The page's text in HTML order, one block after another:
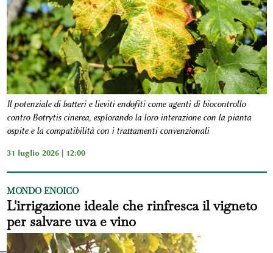
Il potenziale di batteri e lieviti endofiti come agenti di biocontrollo
contro Botrytis cinerea, esplorando la loro interazione con la pianta
ospite e la compatibilità con i trattamenti convenzionali
31 luglio 2026 | 12:00
MONDO ENOICO
L'irrigazione ideale che rinfresca il vigneto
per salvare uva e vino